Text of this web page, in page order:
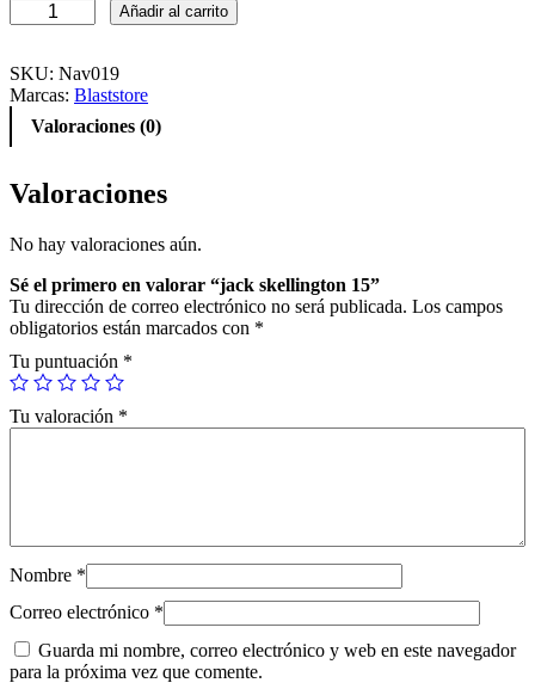
a
k
s
l
g
o
n
1
5
c
a
n
Añadir al carrito
SKU: Nav019
Marcas: Blaststore
Valoraciones (0)
Valoraciones
No hay valoraciones aún.
Sé el primero en valorar “jack skellington 15”
Tu dirección de correo electrónico no será publicada. Los campos
obligatorios están marcados con *
Tu puntuación *
Tu valoración *
Nombre *
Correo electrónico *
Guarda mi nombre, correo electrónico y web en este navegador
para la próxima vez que comente.